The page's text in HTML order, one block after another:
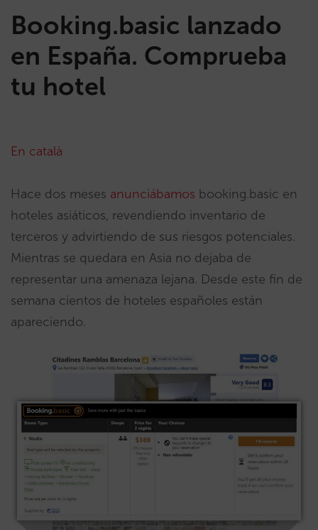
Booking.basic lanzado
en España. Comprueba
tu hotel
En català
Hace dos meses anunciábamos booking.basic en
hoteles asiáticos, revendiendo inventario de
terceros y advirtiendo de sus riesgos potenciales.
Mientras se quedara en Asia no dejaba de
representar una amenaza lejana. Desde este fin de
semana cientos de hoteles españoles están
apareciendo.